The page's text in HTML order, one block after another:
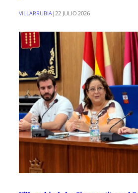
VILLARRUBIA | 22 JULIO 2026